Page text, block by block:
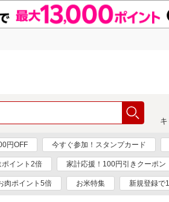
円OFF 今すぐ参加！スタンプカード
イント2倍 家計応援！100円引きクーポン
肉ポイント5倍 お米特集 新規登録で